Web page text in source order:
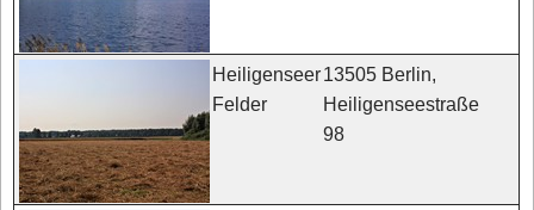
Heiligenseer
Felder
13505 Berlin,
Heiligenseestraße
98